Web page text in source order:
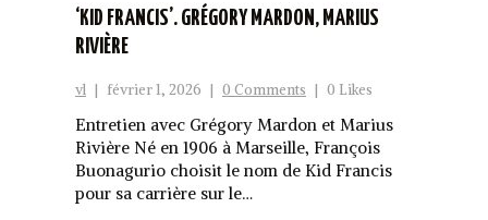
‘KID FRANCIS’. GRÉGORY MARDON, MARIUS
RIVIÈRE
vl | février 1, 2026 | 0 Comments | 0 Likes
Entretien avec Grégory Mardon et Marius
Rivière Né en 1906 à Marseille, François
Buonagurio choisit le nom de Kid Francis
pour sa carrière sur le…